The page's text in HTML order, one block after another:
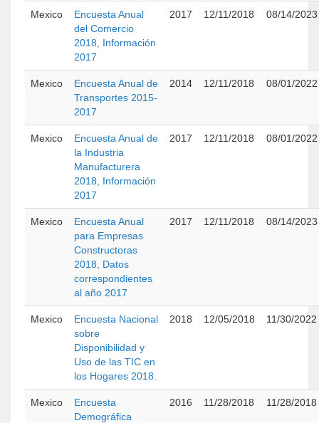
Mexico
Encuesta Anual
del Comercio
2018, Información
2017
2017 12/11/2018 08/14/2023
Mexico
Encuesta Anual de
Transportes 2015-
2017
2014 12/11/2018 08/01/2022
Mexico
Encuesta Anual de
la Industria
Manufacturera
2018, Información
2017
2017 12/11/2018 08/01/2022
Mexico
Encuesta Anual
para Empresas
Constructoras
2018, Datos
correspondientes
al año 2017
2017 12/11/2018 08/14/2023
Mexico
Encuesta Nacional
sobre
Disponibilidad y
Uso de las TIC en
los Hogares 2018.
2018 12/05/2018 11/30/2022
Mexico
Encuesta
Demográfica
2016 11/28/2018 11/28/2018